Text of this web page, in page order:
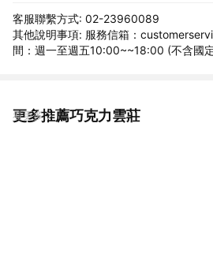
客服聯繫方式: 02-23960089
其他說明事項: 服務信箱：
間：週一至週五10:00~~18:00 (不含國
更多推薦巧克力雲莊
看更多